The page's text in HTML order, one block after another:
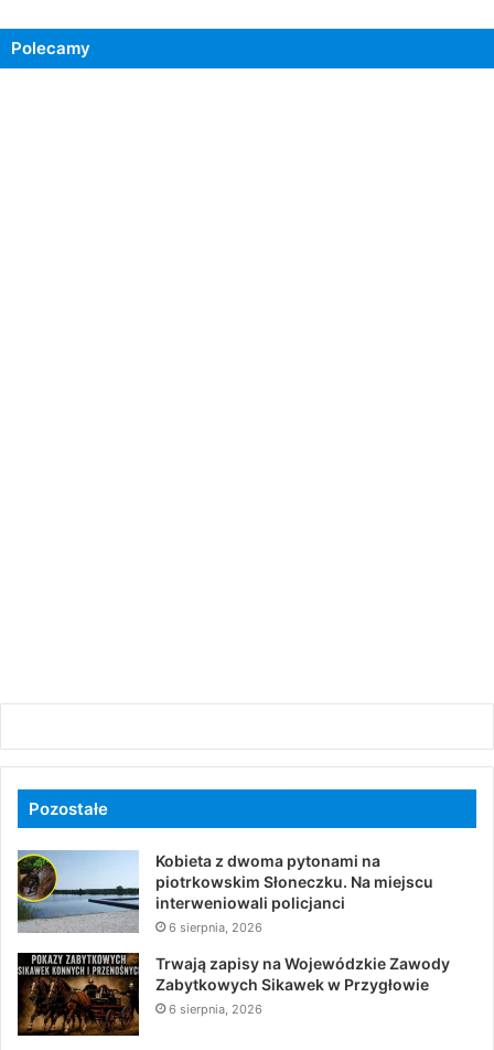
Polecamy
Pozostałe
Kobieta z dwoma pytonami na
piotrkowskim Słoneczku. Na miejscu
interweniowali policjanci
6 sierpnia, 2026
Trwają zapisy na Wojewódzkie Zawody
Zabytkowych Sikawek w Przygłowie
6 sierpnia, 2026